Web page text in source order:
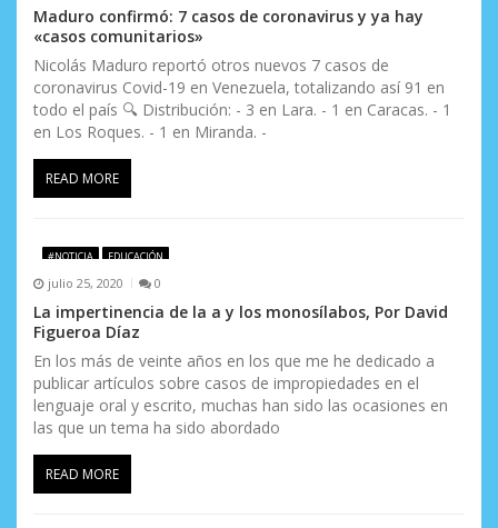
n
t
r
a
d
s
Maduro confirmó: 7 casos de coronavirus y ya hay
«casos comunitarios»
Nicolás Maduro reportó otros nuevos 7 casos de
coronavirus Covid-19 en Venezuela, totalizando así 91 en
todo el país 🔍 Distribución: - 3 en Lara. - 1 en Caracas. - 1
en Los Roques. - 1 en Miranda. -
READ MORE
#NOTICIA EDUCACIÓN
julio 25, 2020 0
La impertinencia de la a y los monosílabos, Por David
Figueroa Díaz
En los más de veinte años en los que me he dedicado a
publicar artículos sobre casos de impropiedades en el
lenguaje oral y escrito, muchas han sido las ocasiones en
las que un tema ha sido abordado
READ MORE